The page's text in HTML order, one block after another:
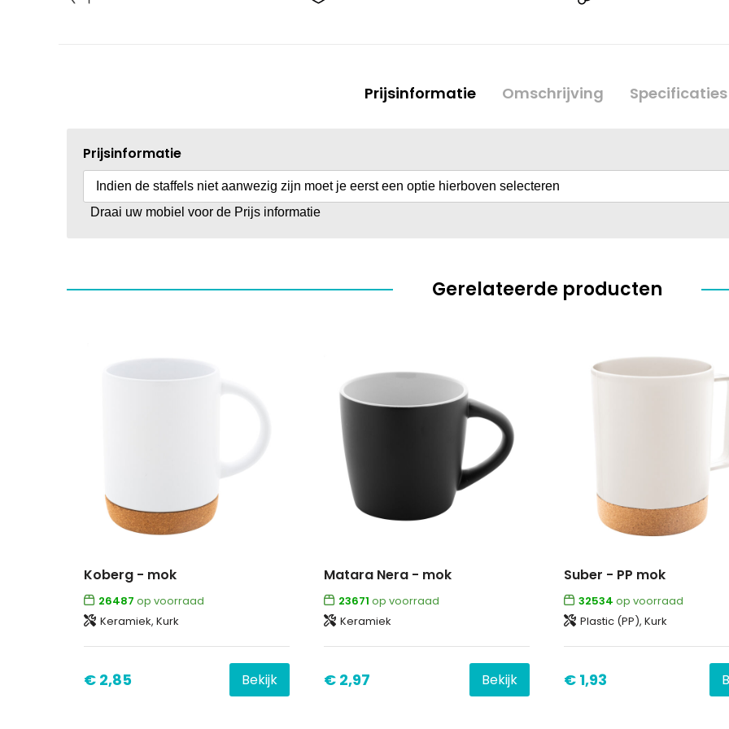
Prijsinformatie Omschrijving Specificaties
Prijsinformatie
Indien de staffels niet aanwezig zijn moet je eerst een optie hierboven selecteren
Draai uw mobiel voor de Prijs informatie
Gerelateerde producten
Koberg - mok
26487 op voorraad
Keramiek, Kurk
€ 2,85 Bekijk
Matara Nera - mok
23671 op voorraad
Keramiek
€ 2,97 Bekijk
Suber - PP mok
32534 op voorraad
Plastic (PP), Kurk
€ 1,93